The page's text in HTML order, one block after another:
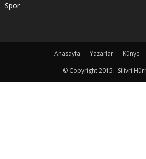
Spor
Anasayfa Yazarlar Künye
© Copyright 2015 - Silivri